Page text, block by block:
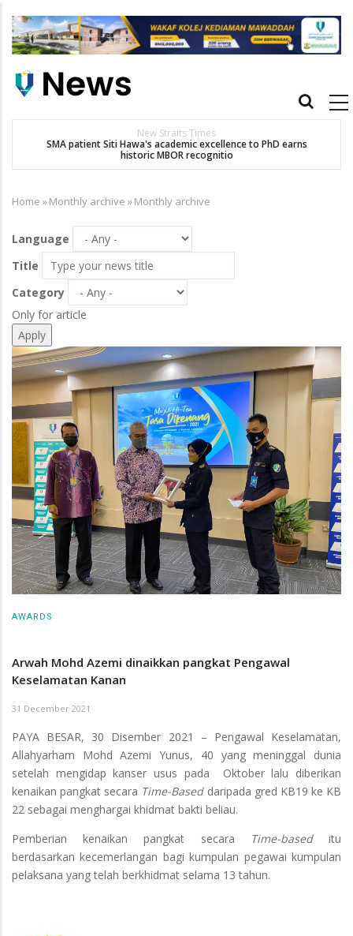
main
Main
New Straits Times
SMA patient Siti Hawa's academic excellence to PhD earns
historic MBOR recognitio
Breadcrumb
Home »Monthly archive »Monthly archive
Language
Title
Category
Only for article
AWARDS
Arwah Mohd Azemi dinaikkan pangkat Pengawal
Keselamatan Kanan
31 December 2021
PAYA BESAR, 30 Disember 2021 – Pengawal Keselamatan,
Allahyarham Mohd Azemi Yunus, 40 yang meninggal dunia
setelah mengidap kanser usus pada Oktober lalu diberikan
kenaikan pangkat secara Time-Baseddaripada gred KB19 ke KB
22 sebagai menghargai khidmat bakti beliau.
Pemberian kenaikan pangkat secara
Time-baseditu
berdasarkan kecemerlangan bagi kumpulan pegawai kumpulan
pelaksana yang telah berkhidmat selama 13 tahun.